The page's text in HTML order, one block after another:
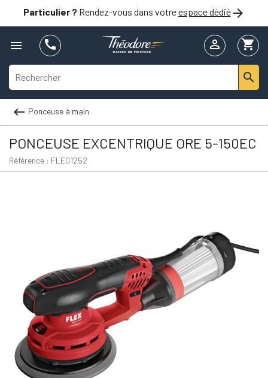
Particulier ?Rendez-vous dans votreespace dédié
  shopping_cart


 Ponceuse à main
PONCEUSE EXCENTRIQUE ORE 5-150EC
Référence : FLE01252